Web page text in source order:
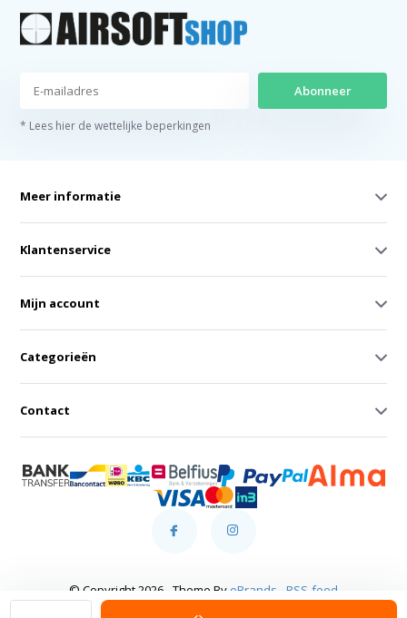
Abonneer
* Lees hier de wettelijke beperkingen
Meer informatie
Klantenservice
Mijn account
Categorieën
Contact
© Copyright 2026 - Theme By eBrands RSS-feed